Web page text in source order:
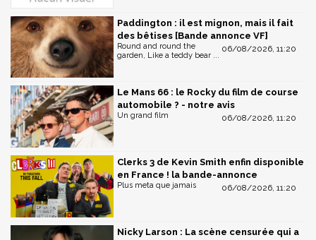
Paddington : il est mignon, mais il fait
des bêtises [Bande annonce VF]
06/08/2026, 11:20
Round and round the
garden, Like a teddy bear ...
Le Mans 66 : le Rocky du film de course
automobile ? - notre avis
06/08/2026, 11:20
Un grand film
Clerks 3 de Kevin Smith enfin disponible
en France ! la bande-annonce
06/08/2026, 11:20
Plus meta que jamais
Nicky Larson : La scène censurée qui a